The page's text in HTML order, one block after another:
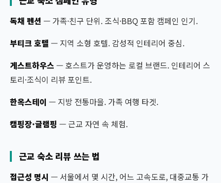
독채 펜션 — 가족·친구 단위. 조식·BBQ 포함 캠페인 인기.
부티크 호텔 — 지역 소형 호텔. 감성적 인테리어 중심.
게스트하우스 — 호스트가 운영하는 로컬 브랜드. 인테리어 스
토리·조식이 리뷰 포인트.
한옥스테이 — 지방 전통마을. 가족 여행 타겟.
캠핑장·글램핑 — 근교 자연 속 체험.
근교 숙소 리뷰 쓰는 법
접근성 명시 — 서울에서 몇 시간, 어느 고속도로, 대중교통 가